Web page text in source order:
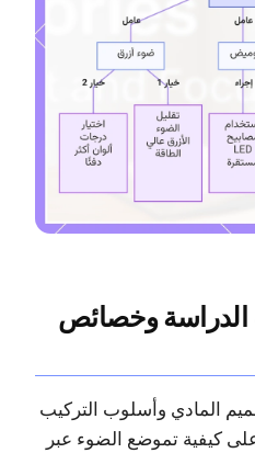
الدراسة وخصائص
المادي وأسلوب التركيب
كيفية تموضع الضوء عبر